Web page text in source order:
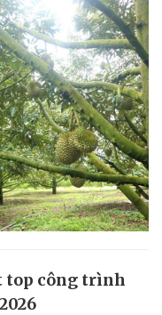
top công trình